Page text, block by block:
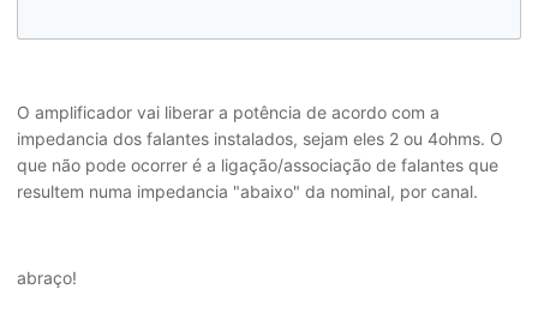
O amplificador vai liberar a potência de acordo com a
impedancia dos falantes instalados, sejam eles 2 ou 4ohms. O
que não pode ocorrer é a ligação/associação de falantes que
resultem numa impedancia "abaixo" da nominal, por canal.
abraço!